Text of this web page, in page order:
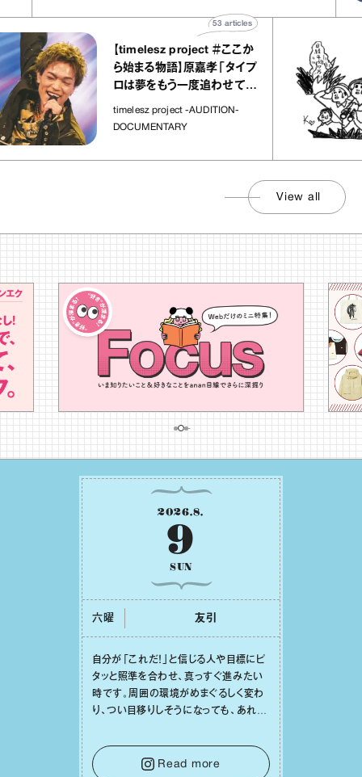
【timelesz project ＃ここか
ら始まる物語】原嘉孝「タイプ
ロは夢をもう一度追わせてく
れた場所」
timelesz project -AUDITION-
DOCUMENTARY
articles
View all
2026.8.
9
SUN
六曜 友引
⾃分が「これだ！」と信じる⼈や⽬標にピ
タッと照準を合わせ、真っすぐ進みたい
時です。周囲の環境がめまぐるしく変わ
り、つい⽬移りしそうになっても、あれこ
をそっと⼿放し、⽬の前のことに集中しま
しょう。そのブレない決意が、あなたにと
Read more